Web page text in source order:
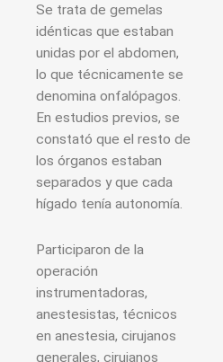
Se trata de gemelas
idénticas que estaban
unidas por el abdomen,
lo que técnicamente se
denomina onfalópagos.
En estudios previos, se
constató que el resto de
los órganos estaban
separados y que cada
hígado tenía autonomía.
Participaron de la
operación
instrumentadoras,
anestesistas, técnicos
en anestesia, cirujanos
generales, cirujanos